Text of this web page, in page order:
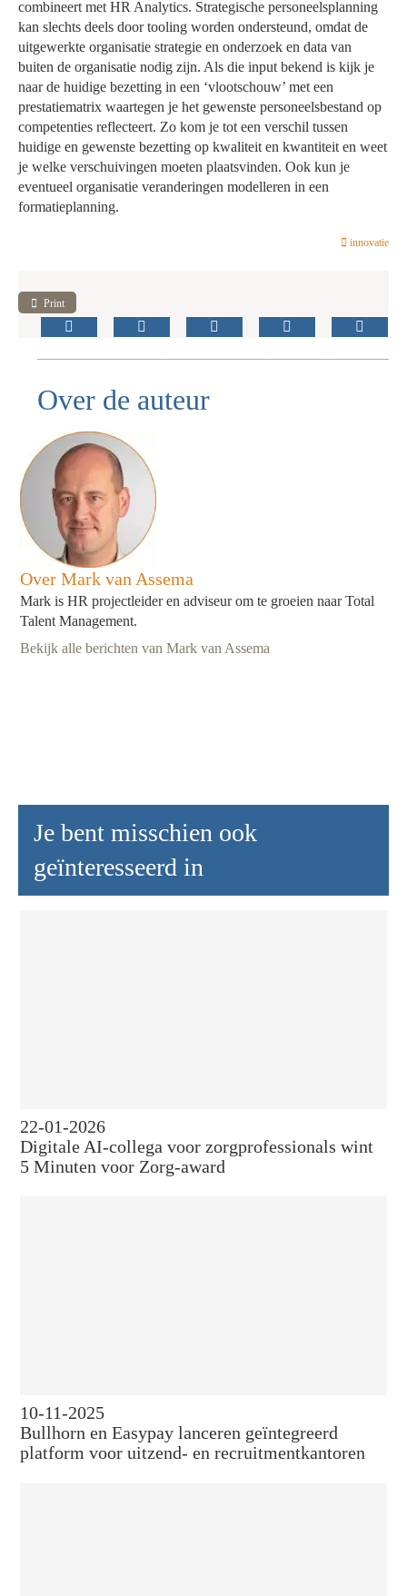
combineert met HR Analytics. Strategische personeelsplanning
kan slechts deels door tooling worden ondersteund, omdat de
uitgewerkte organisatie strategie en onderzoek en data van
buiten de organisatie nodig zijn. Als die input bekend is kijk je
naar de huidige bezetting in een ‘vlootschouw’ met een
prestatiematrix waartegen je het gewenste personeelsbestand op
competenties reflecteert. Zo kom je tot een verschil tussen
huidige en gewenste bezetting op kwaliteit en kwantiteit en weet
je welke verschuivingen moeten plaatsvinden. Ook kun je
eventueel organisatie veranderingen modelleren in een
formatieplanning.
innovatie
Print
Over de auteur
Over Mark van Assema
Mark is HR projectleider en adviseur om te groeien naar Total
Talent Management.
Bekijk alle berichten van Mark van Assema
Je bent misschien ook
geïnteresseerd in
22-01-2026
Digitale AI-collega voor zorgprofessionals wint
5 Minuten voor Zorg-award
10-11-2025
Bullhorn en Easypay lanceren geïntegreerd
platform voor uitzend- en recruitmentkantoren